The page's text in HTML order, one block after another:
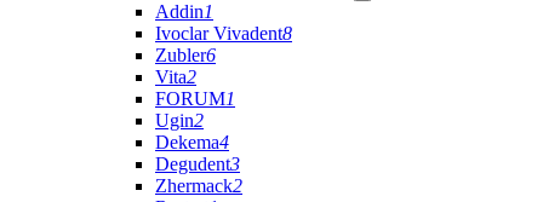
Addin1
Ivoclar Vivadent8
Zubler6
Vita2
FORUM1
Ugin2
Dekema4
Degudent3
Zhermack2